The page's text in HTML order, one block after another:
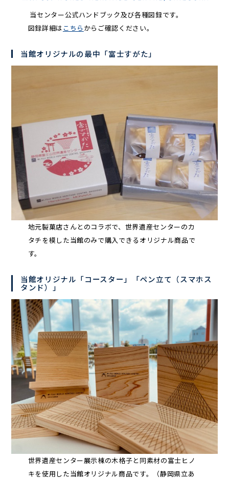
当センター公式ハンドブック及び各種図録です。
図録詳細は こちら からご確認ください。
当館オリジナルの最中「富士すがた」
地元製菓店さんとのコラボで、世界遺産センターのカ
タチを模した当館のみで購入できるオリジナル商品で
す。
当館オリジナル「コースター」「ペン立て（スマホス
タンド）」
世界遺産センター展示棟の木格子と同素材の富士ヒノ
キを使用した当館オリジナル商品です。（静岡県立あ